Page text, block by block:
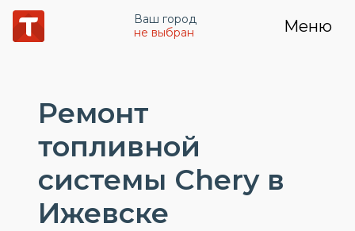
Ваш город
не выбран
Меню
Ремонт
топливной
системы Chery в
Ижевске